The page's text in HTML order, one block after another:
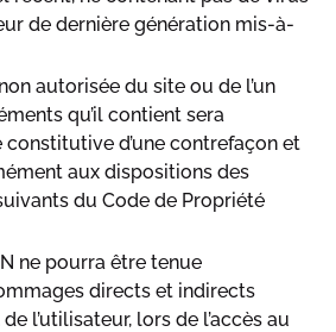
de dernière génération mis-à-
autorisée du site ou de l’un
qu’il contient sera
d’une contrefaçon et
aux dispositions des
du Code de Propriété
ne pourra être tenue
directs et indirects
l’utilisateur, lors de l’accès au